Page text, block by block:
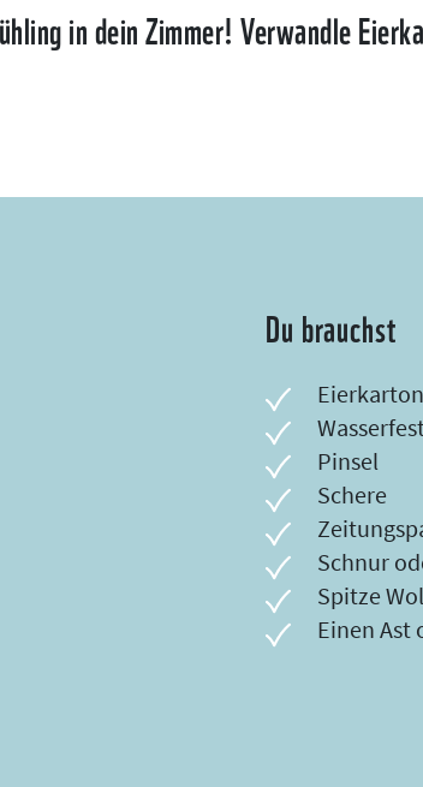
in dein Zimmer! Verwandle
Du brauchst
Pinsel
Schere
Schnur
Spitze
Einen Ast